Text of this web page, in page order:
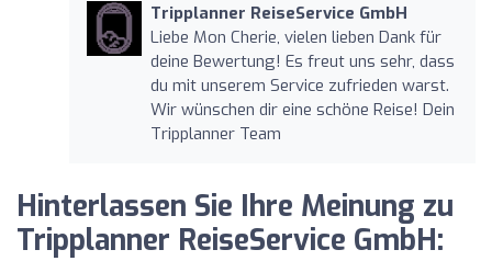
Tripplanner ReiseService GmbH
Liebe Mon Cherie, vielen lieben Dank für
deine Bewertung! Es freut uns sehr, dass
du mit unserem Service zufrieden warst.
Wir wünschen dir eine schöne Reise! Dein
Tripplanner Team
Hinterlassen Sie Ihre Meinung zu
Tripplanner ReiseService GmbH: